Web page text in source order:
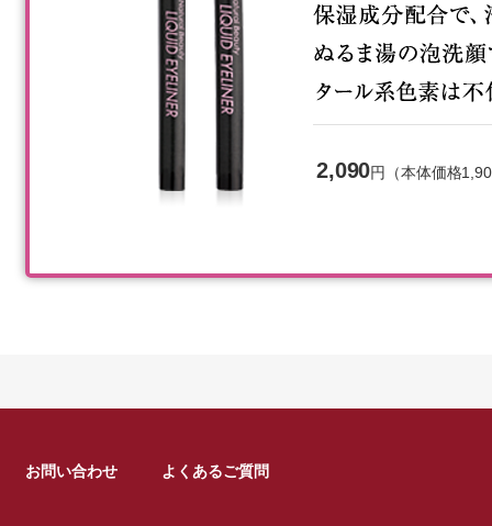
2,090円（本体価格
お問い合わせ よくあるご質問